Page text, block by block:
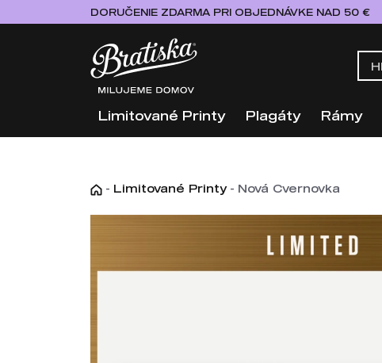
DORUČENIE ZDARMA PRI OBJEDNÁVKE NAD 50 €
Limitované Printy Plagáty Rámy
- Limitované Printy - Nová Cvernovka